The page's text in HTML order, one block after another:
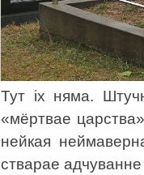
Тут іх няма.
«мёртвае
нейкая
стварае адчуванне